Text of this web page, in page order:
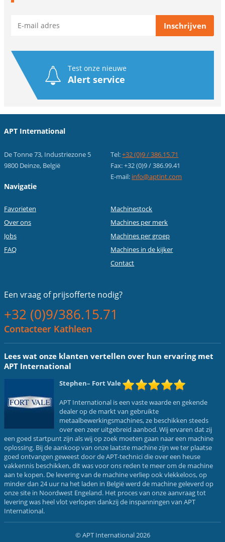
Test onze nieuwe
Alert service
APT International
De Tonne 73, Industriezone 5
9800 Deinze, België
Tel:+32 (0)9 / 386.15.71
Fax: +32 (0)9 / 386.99.41
E-mail: info@aptint.com
Navigatie
Favorieten
Over ons
Jobs
FAQ
Machinestock
Machines per merk
Machines per groep
Machines in de kijker
Contact
Een vraag ofprijsofferte nodig?
+32 (0)9/386.15.71
Contacteer Kathleen
Lees wat onze klanten vertellen over hun ervaring met
APT International
Stephen– Fort Vale
APT International is een vaste waarde en gekende
dealer op de markt van gebruikte
metaalbewerkingsmachines, ze beschikken steeds
over een zeer uitgebreid aanbod. Wij ervaren dat zij
een goed startpunt zijn als wij op zoek moeten gaan naar een machine
oplossing. Bij de aankoop van onze laatste machine zijn we ter plaatse
goed ontvangen geweest door de APT-technici die over een heuse
vakkennis beschikken, dit was voor ons reden te meer om de machine
aan te kopen. De levering van de machine verliep ook vlekkeloos, op
minder dan 24 uur na het laden in België werd de machine geleverd op
onze site in Noordwest Engeland. Het proces van onze aanvraag tot
levering was heel vlot verlopen dankzij de inspanningen van APT
International.
© APT International 2026